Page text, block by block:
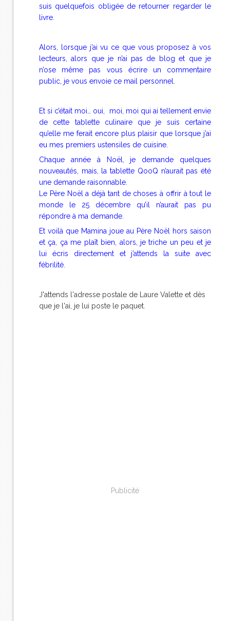
suis quelquefois obligée de retourner regarder le
livre.
Alors, lorsque j’ai vu ce que vous proposez à vos
lecteurs, alors que je n’ai pas de blog et que je
n’ose même pas vous écrire un commentaire
public, je vous envoie ce mail personnel.
Et si c’était moi… oui, moi, moi qui ai tellement envie
de cette tablette culinaire que je suis certaine
qu’elle me ferait encore plus plaisir que lorsque j’ai
eu mes premiers ustensiles de cuisine.
Chaque année à Noël, je demande quelques
nouveautés, mais, la tablette QooQ n’aurait pas été
une demande raisonnable.
Le Père Noël a déjà tant de choses à offrir à tout le
monde le 25 décembre qu’il n’aurait pas pu
répondre à ma demande.
Et voilà que Mamina joue au Père Noël hors saison
et ça, ça me plaît bien, alors, je triche un peu et je
lui écris directement et j’attends la suite avec
fébrilité.
J'attends l'adresse postale de Laure Valette et dès
que je l'ai, je lui poste le paquet.
Publicité